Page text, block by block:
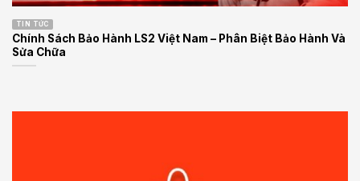
TIN TỨC
Chính Sách Bảo Hành LS2 Việt Nam – Phân Biệt Bảo Hành Và
Sửa Chữa